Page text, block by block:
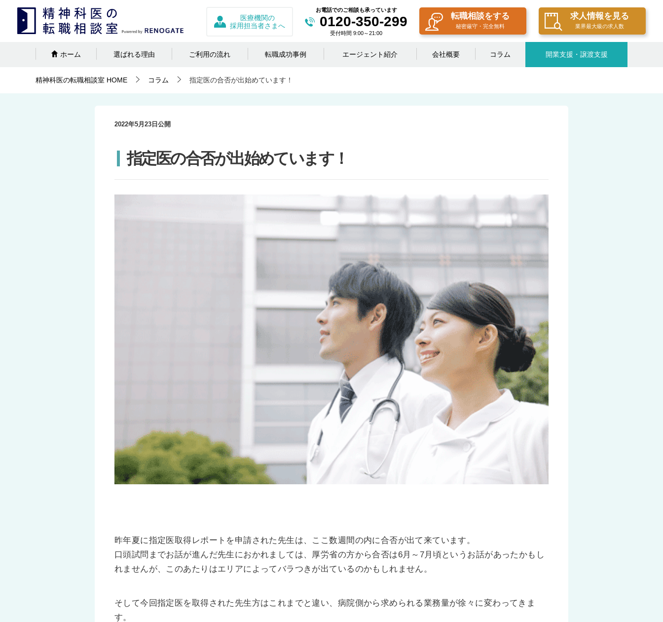
転職相談をする
秘密厳守・完全無料
求人情報を見る
業界最大級の求人数
お電話でのご相談も承っています
0120-350-299
受付時間 9:00～21:00
医療機関の
採用担当者さまへ
ホーム 選ばれる理由 ご利用の流れ 転職成功事例 エージェント紹介 会社概要 コラム 開業支援・譲渡支援
精神科医の転職相談室 HOME コラム 指定医の合否が出始めています！
2022年5月23日 公開
指定医の合否が出始めています！
昨年夏に指定医取得レポートを申請された先生は、ここ数週間の内に合否が出て来ています。
口頭試問までお話が進んだ先生におかれましては、厚労省の方から合否は6月～7月頃というお話があったかもし
れませんが、このあたりはエリアによってバラつきが出ているのかもしれません。
そして今回指定医を取得された先生方はこれまでと違い、病院側から求められる業務量が徐々に変わってきま
す。